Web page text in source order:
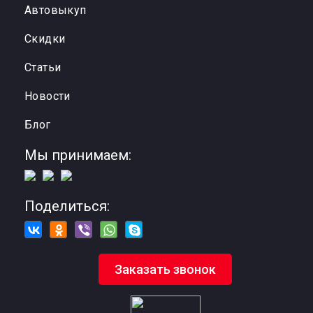
Автовыкуп
Cкидки
Статьи
Новости
Блог
Заказать звонок
Мы принимаем:
Поделиться: